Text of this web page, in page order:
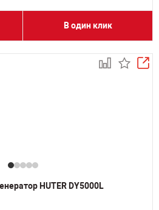
В один клик
HUTER DY5000L